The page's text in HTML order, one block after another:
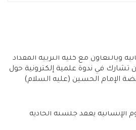
وبالتعاون مع كلية التربية المقداد
تشارك في ندوة علمية إلكترونية حول
الإمام الحسين (عليه السلام)
الإنسانية يعقد جلسته الحادية